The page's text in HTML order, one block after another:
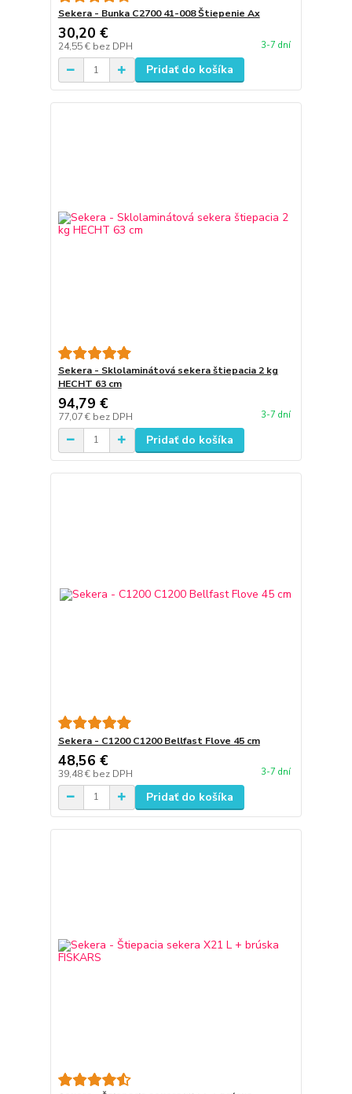
Sekera - Bunka C2700 41-008 Štiepenie Ax
30,20 €
24,55 € bez DPH 3-7 dní
Pridať do košíka
Sekera - Sklolaminátová sekera štiepacia 2 kg
HECHT 63 cm
94,79 €
77,07 € bez DPH 3-7 dní
Pridať do košíka
Sekera - C1200 C1200 Bellfast Flove 45 cm
48,56 €
39,48 € bez DPH 3-7 dní
Pridať do košíka